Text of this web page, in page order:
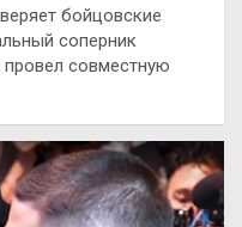
бойцовские
соперник
совместную